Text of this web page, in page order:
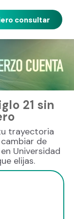
21 sin
trayectoria
de
Universidad
elijas.
consultar